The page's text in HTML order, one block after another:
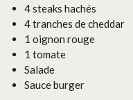
4 steaks hachés
4 tranches de cheddar
1 oignon rouge
1 tomate
Salade
Sauce burger